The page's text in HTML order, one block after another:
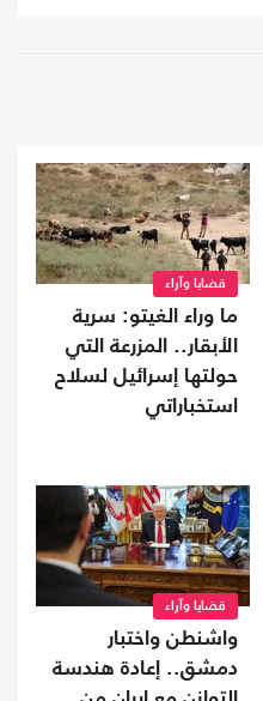
قضايا وآراء
ما وراء الغيتو: سرية
الأبقار.. المزرعة التي
حولتها إسرائيل لسلاح
استخباراتي
قضايا وآراء
واشنطن واختبار
دمشق.. إعادة هندسة